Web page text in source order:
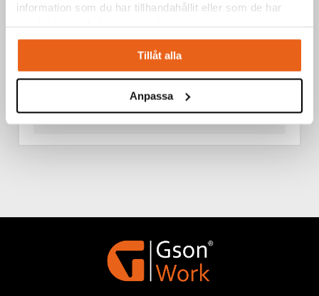
information som du har tillhandahållit eller som de har
Tillåt alla
Anpassa